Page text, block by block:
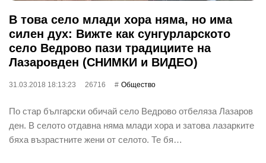
В това село млади хора няма, но има
силен дух: Вижте как сунгурларското
село Ведрово пази традициите на
Лазаровден (СНИМКИ и ВИДЕО)
31.03.2018 18:13:23 26716 Общество
По стар български обичай село Ведрово отбеляза Лазаров
ден. В селото отдавна няма млади хора и затова лазарките
бяха възрастните жени от селото. Те бя…